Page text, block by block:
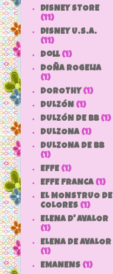
DISNEY STORE
(11)
DISNEY U.S.A.
(11)
doll (1)
DOÑA ROGELIA
(1)
DOROTHY (1)
DULZÓN (1)
DULZÓN DE BB (1)
DULZONA (1)
DULZONA DE BB
(1)
EFFE (1)
EFFE FRANCA (1)
EL MONSTRUO DE
COLORES (1)
ELENA D' AVALOR
(1)
ELENA DE AVALOR
(1)
EMANENS (1)